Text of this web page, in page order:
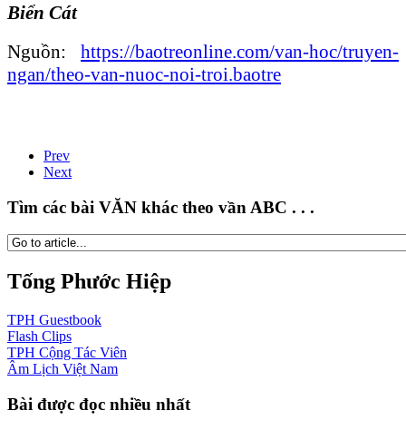
Biển Cát
Nguồn: https://baotreonline.com/van-hoc/truyen-
ngan/theo-van-nuoc-noi-troi.baotre
Prev
Next
Tìm các bài VĂN khác theo vần ABC . . .
Tống Phước Hiệp
TPH Guestbook
Flash Clips
TPH Cộng Tác Viên
Âm Lịch Việt Nam
Bài được đọc nhiều nhất